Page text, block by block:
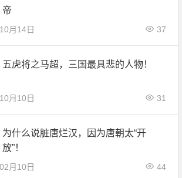
帝
10月14日 37
五虎将之马超，三国最具悲的人物！
10月10日 31
为什么说脏唐烂汉，因为唐朝太“开
放”！
02月10日 44